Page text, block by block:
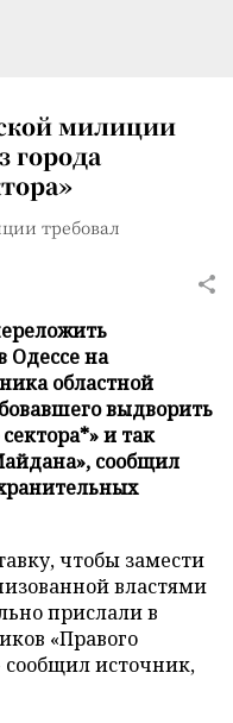
милиции
города
требовал
Одессе на
областной
выдворить
и так
сообщил
чтобы замести
властями
прислали в
«Правого
сообщил источник,